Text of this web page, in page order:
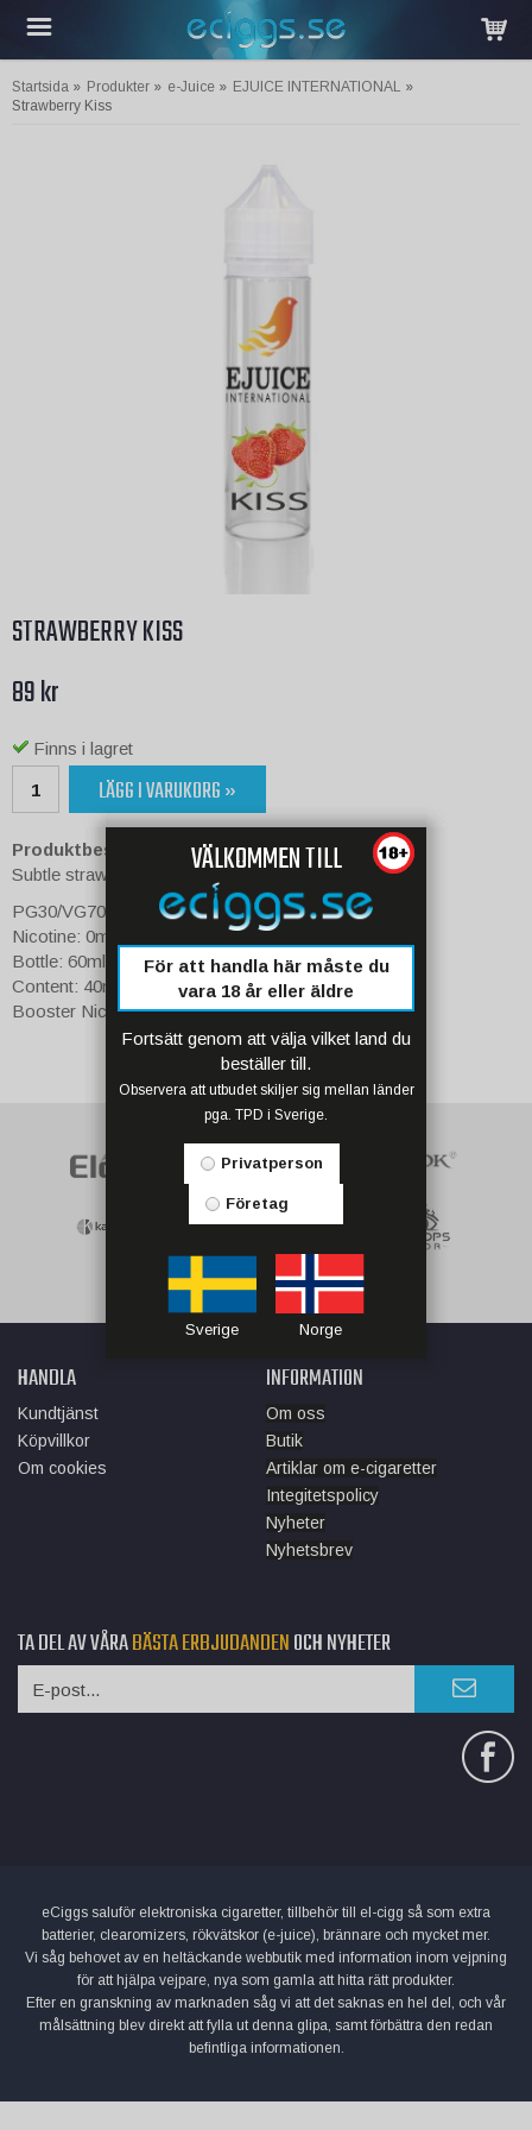
Startsida » Produkter » e-Juice » EJUICE INTERNATIONAL »
Strawberry Kiss
STRAWBERRY KISS
89 kr
Finns i lagret
LÄGG I VARUKORG »
Produktbeskrivning:
Subtle strawberry taste with a twist of freshness.
PG30/VG70
Nicotine: 0mg
Bottle: 60ml
Content: 40ml
Booster Nicotine Space: 20ml
HANDLA
Kundtjänst
Köpvillkor
Om cookies
INFORMATION
Om oss
Butik
Artiklar om e-cigaretter
Integitetspolicy
Nyheter
Nyhetsbrev
TA DEL AV VÅRABÄSTA ERBJUDANDENOCH NYHETER
eCiggs saluför elektroniska cigaretter, tillbehör till el-cigg så som extra
batterier, clearomizers, rökvätskor (e-juice), brännare och mycket mer.
Vi såg behovet av en heltäckande webbutik med information inom vejpning
för att hjälpa vejpare, nya som gamla att hitta rätt produkter.
Efter en granskning av marknaden såg vi att det saknas en hel del, och vår
målsättning blev direkt att fylla ut denna glipa, samt förbättra den redan
befintliga informationen.
VÄLKOMMEN TILL
För att handla här måste du
vara 18 år eller äldre
Fortsätt genom att välja vilket land du
beställer till.
Observera att utbudet skiljer sig mellan länder
pga. TPD i Sverige.
Privatperson
Företag
Sverige Norge